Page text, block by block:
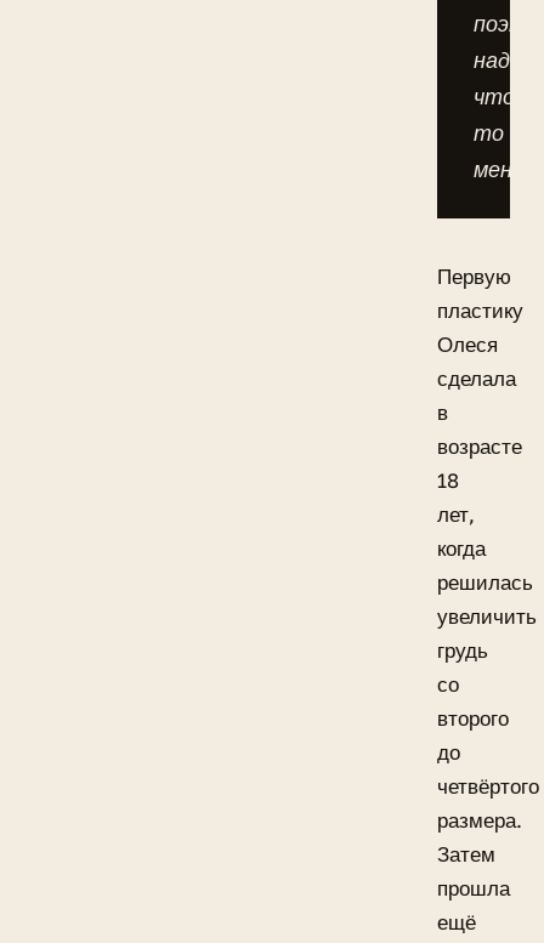
надо
что-
то
Первую
пластику
Олеся
сделала
в
возрасте
18
лет,
когда
решилась
увеличить
грудь
со
второго
до
четвёртого
размера.
Затем
прошла
ещё